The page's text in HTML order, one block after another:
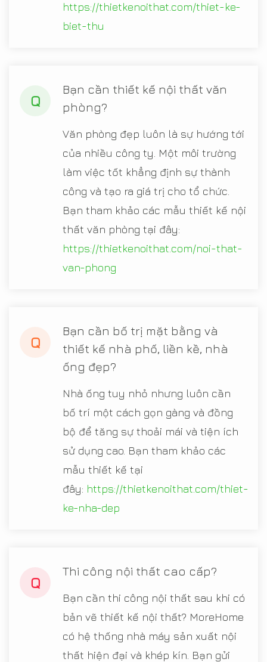
https://thietkenoithat.com/thiet-ke-
biet-thu
Q
Bạn cần thiết kế nội thất văn
phòng?
Văn phòng đẹp luôn là sự hướng tới
của nhiều công ty. Một môi trường
làm việc tốt khẳng định sự thành
công và tạo ra giá trị cho tổ chức.
Bạn tham khảo các mẫu thiết kế nội
thất văn phòng tại đây:
https://thietkenoithat.com/noi-that-
van-phong
Q
Bạn cần bố trị mặt bằng và
thiết kế nhà phố, liền kề, nhà
ống đẹp?
Nhà ống tuy nhỏ nhưng luôn cần
bố trí một cách gọn gàng và đồng
bộ để tăng sự thoải mái và tiện ích
sử dụng cao. Bạn tham khảo các
mẫu thiết kế tại
đây: https://thietkenoithat.com/thiet-
ke-nha-dep
Q
Thi công nội thất cao cấp?
Bạn cần thi công nội thất sau khi có
bản vẽ thiết kế nội thất? MoreHome
có hệ thống nhà máy sản xuất nội
thất hiện đại và khép kín. Bạn gửi